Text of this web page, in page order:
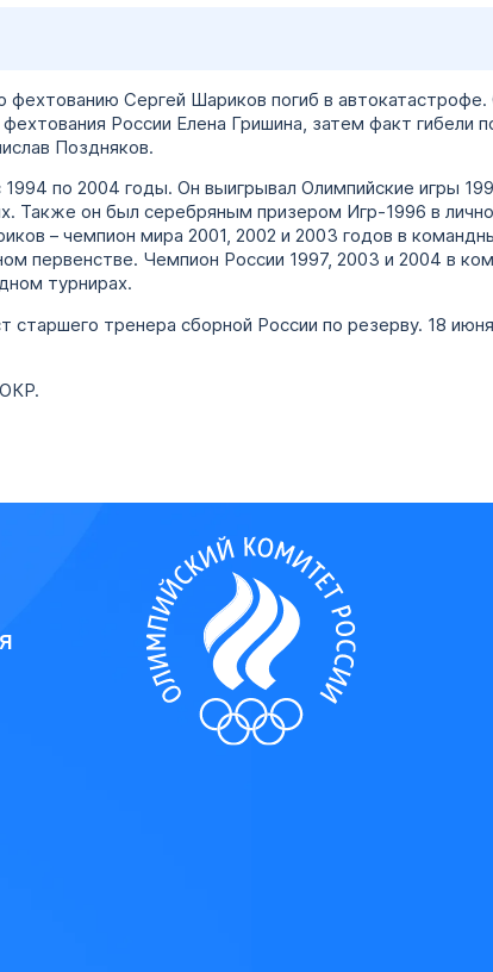
фехтованию Сергей Шариков погиб в
России Елена Гришина, затем факт гибели
Поздняков.
по 2004 годы. Он выигрывал Олимпийские игры
Также он был серебряным призером Игр-1996 в
– чемпион мира 2001, 2002 и 2003 годов в
первенстве. Чемпион России 1997, 2003 и 2004 в
турнирах.
старшего тренера сборной России по резерву. 18